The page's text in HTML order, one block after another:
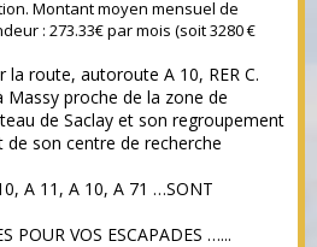
Montant moyen mensuel de
: 273.33€ par mois (soit 3280 €
la route, autoroute A 10, RER C.
Massy proche de la zone de
de Saclay et son regroupement
de son centre de recherche
A 11, A 10, A 71 …SONT
POUR VOS ESCAPADES …...